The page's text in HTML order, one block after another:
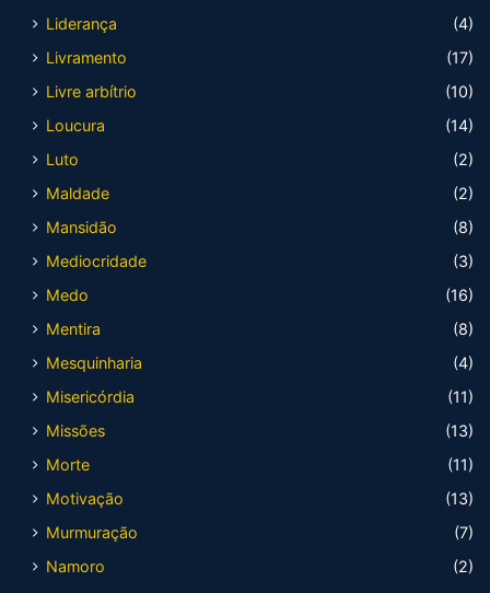
Liderança
(4)
Livramento
(17)
Livre arbítrio
(10)
Loucura
(14)
Luto
(2)
Maldade
(2)
Mansidão
(8)
Mediocridade
(3)
Medo
(16)
Mentira
(8)
Mesquinharia
(4)
Misericórdia
(11)
Missões
(13)
Morte
(11)
Motivação
(13)
Murmuração
(7)
Namoro
(2)